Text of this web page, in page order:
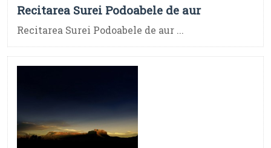
Recitarea Surei Podoabele de aur
Recitarea Surei Podoabele de aur ...